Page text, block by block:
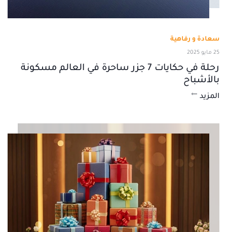
سعادة و رفاهية
25 مايو 2025
رحلة في حكايات 7 جزر ساحرة في العالم مسكونة
بالأشباح
المزيد